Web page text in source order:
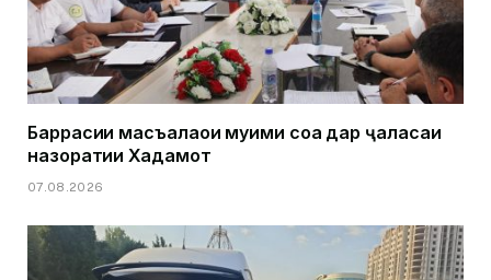
Баррасии масъалаҳои муҳими соҳа дар ҷаласаи
назоратии Хадамот
07.08.2026